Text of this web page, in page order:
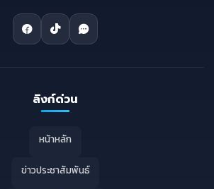
ลิงก์ด่วน
หน้าหลัก
ข่าวประชาสัมพันธ์